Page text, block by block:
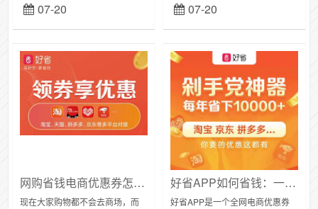
惠券后价】44.00元-----------------
【立即领券】...
07-20
39.90元-----------------【立即领
券】点击...
07-20
网购省钱电商优惠券怎么领？淘宝天猫，唯品会，京东，拼多多网购就用好省优惠券APP
现在大家购物都不会去商场，而
好省APP如何省钱：一个省钱的网购优惠券软件，京东、天猫、拼多多、唯品会优惠券
好省APP是一个全网电商优惠券